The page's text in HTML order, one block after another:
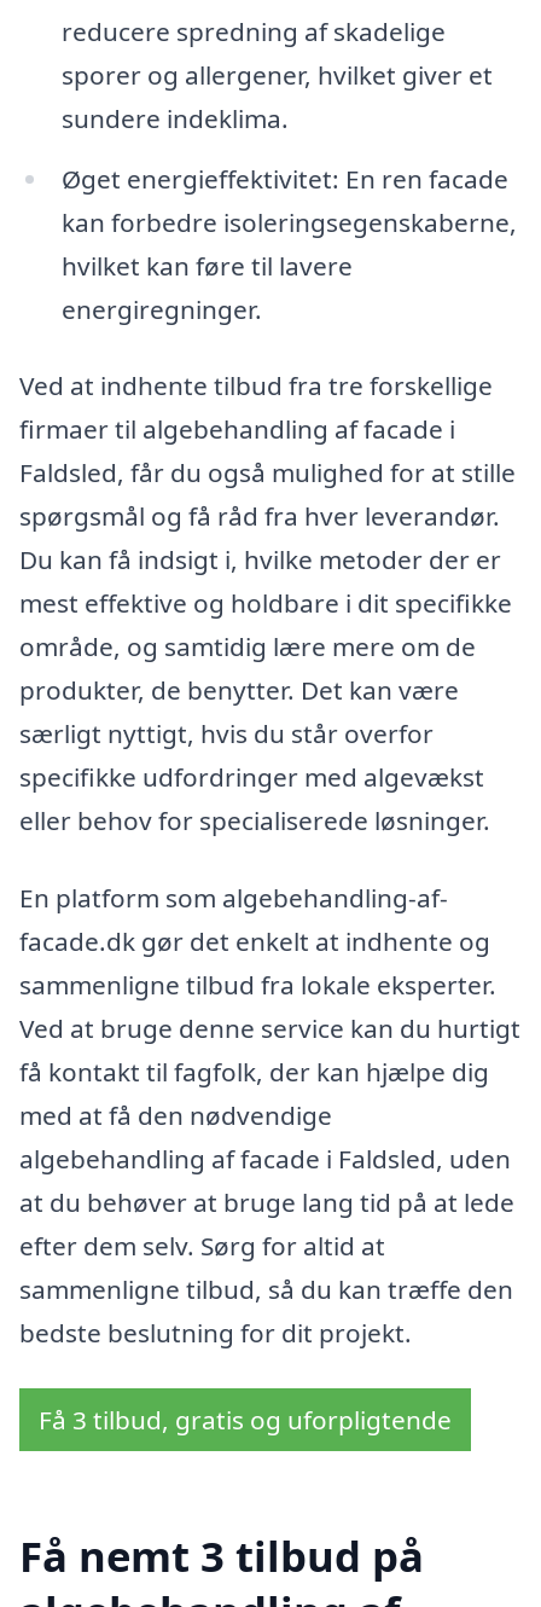
reducere spredning af skadelige
sporer og allergener, hvilket giver et
sundere indeklima.
Øget energieffektivitet: En ren facade
kan forbedre isoleringsegenskaberne,
hvilket kan føre til lavere
energiregninger.
Ved at indhente tilbud fra tre forskellige
firmaer til algebehandling af facade i
Faldsled, får du også mulighed for at stille
spørgsmål og få råd fra hver leverandør.
Du kan få indsigt i, hvilke metoder der er
mest effektive og holdbare i dit specifikke
område, og samtidig lære mere om de
produkter, de benytter. Det kan være
særligt nyttigt, hvis du står overfor
specifikke udfordringer med algevækst
eller behov for specialiserede løsninger.
En platform som algebehandling-af-
facade.dk gør det enkelt at indhente og
sammenligne tilbud fra lokale eksperter.
Ved at bruge denne service kan du hurtigt
få kontakt til fagfolk, der kan hjælpe dig
med at få den nødvendige
algebehandling af facade i Faldsled, uden
at du behøver at bruge lang tid på at lede
efter dem selv. Sørg for altid at
sammenligne tilbud, så du kan træffe den
bedste beslutning for dit projekt.
Få 3 tilbud, gratis og uforpligtende
Få nemt 3 tilbud på